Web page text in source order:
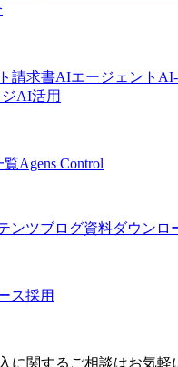
請求書AIエージェント
AI活用
覧Agens Control
ンツブログ資料ダウンロ
ス採用
に関するご相談はお気軽